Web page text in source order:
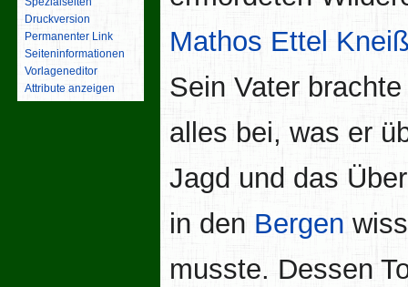
Mathos Ettel
Sein Vater
alles bei, was er
Jagd und das
in den Bergen
musste. Dessen
Druckversion
Permanenter Link
Seiten­­informationen
Vorlageneditor
Attribute anzeigen